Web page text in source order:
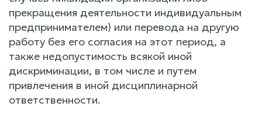
прекращения деятельности индивидуальным
предпринимателем) или перевода на другую
работу без его согласия на этот период, а
также недопустимость всякой иной
дискриминации, в том числе и путем
привлечения в иной дисциплинарной
ответственности.